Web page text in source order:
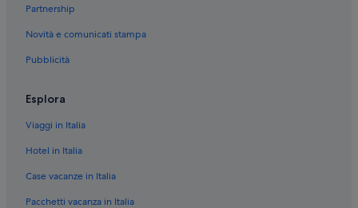
Voli per Giappone
Voli per Grecia
Voli per India
Voli per Messico
Voli per Spagna
Partnership
Novità e comunicati stampa
Pubblicità
Esplora
Viaggi in Italia
Hotel in Italia
Case vacanze in Italia
Pacchetti vacanza in Italia